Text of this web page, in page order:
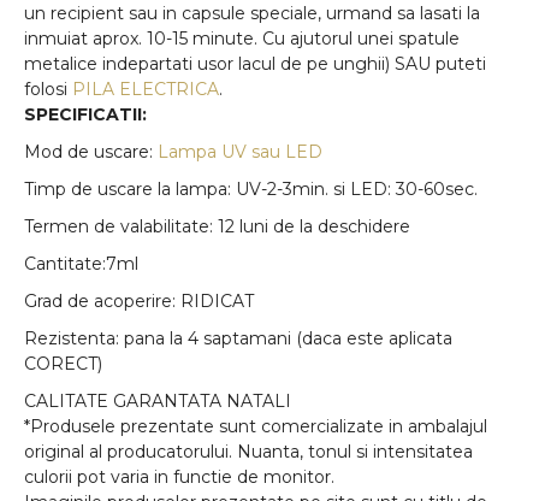
un recipient sau in capsule speciale, urmand sa lasati la
inmuiat aprox. 10-15 minute. Cu ajutorul unei spatule
metalice indepartati usor lacul de pe unghii) SAU puteti
folosi PILA ELECTRICA.
SPECIFICATII:
Mod de uscare: Lampa UV sau LED
Timp de uscare la lampa: UV-2-3min. si LED: 30-60sec.
Termen de valabilitate: 12 luni de la deschidere
Cantitate:7ml
Grad de acoperire: RIDICAT
Rezistenta: pana la 4 saptamani (daca este aplicata
CORECT)
CALITATE GARANTATA NATALI
*Produsele prezentate sunt comercializate in ambalajul
original al producatorului. Nuanta, tonul si intensitatea
culorii pot varia in functie de monitor.